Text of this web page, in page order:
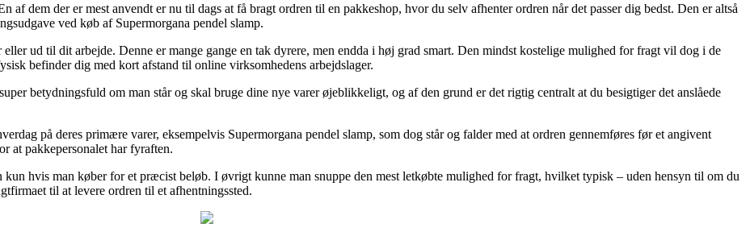
af dem der er mest anvendt er nu til dags at få bragt ordren til en pakkeshop, hvor du selv afhenter ordren når det passer dig bedst. Den er altså
ved køb af Supermorgana pendel slamp.
ud til dit arbejde. Denne er mange gange en tak dyrere, men endda i høj grad smart. Den mindst kostelige mulighed for fragt vil dog i de
befinder dig med kort afstand til online virksomhedens arbejdslager.
betydningsfuld om man står og skal bruge dine nye varer øjeblikkeligt, og af den grund er det rigtig centralt at du besigtiger det anslåede
på deres primære varer, eksempelvis Supermorgana pendel slamp, som dog står og falder med at ordren gennemføres før et angivent
at pakkepersonalet har fyraften.
kun hvis man køber for et præcist beløb. I øvrigt kunne man snuppe den mest letkøbte mulighed for fragt, hvilket typisk – uden hensyn til om du
til at levere ordren til et afhentningssted.